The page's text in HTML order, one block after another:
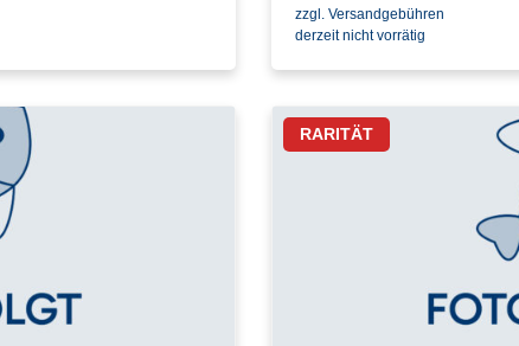
zzgl. Versandgebühren
derzeit nicht vorrätig
RARITÄT